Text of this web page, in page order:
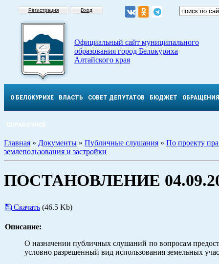
Регистрация Вход
Официальный сайт муниципального
образования город Белокуриха
Алтайского края
О БЕЛОКУРИХЕ ВЛАСТЬ СОВЕТ ДЕПУТАТОВ БЮДЖЕТ ОБРАЩЕНИЯ
СПРАВОЧНОЕ
Главная » Документы » Публичные слушания » По проекту
землепользования и застройки
ПОСТАНОВЛЕНИЕ
Скачать (46.5 Kb)
Описание:
О назначении публичных слушаний по вопросам
условно разрешенный вид использования земельных